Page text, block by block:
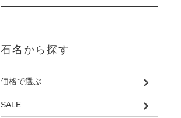
石名から探す
価格で選ぶ
SALE